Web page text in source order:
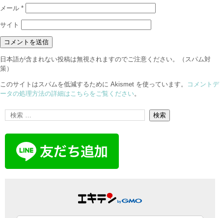
メール *
サイト
日本語が含まれない投稿は無視されますのでご注意ください。（スパム対
策）
このサイトはスパムを低減するために Akismet を使っています。
コメントデ
ータの処理方法の詳細はこちらをご覧ください。